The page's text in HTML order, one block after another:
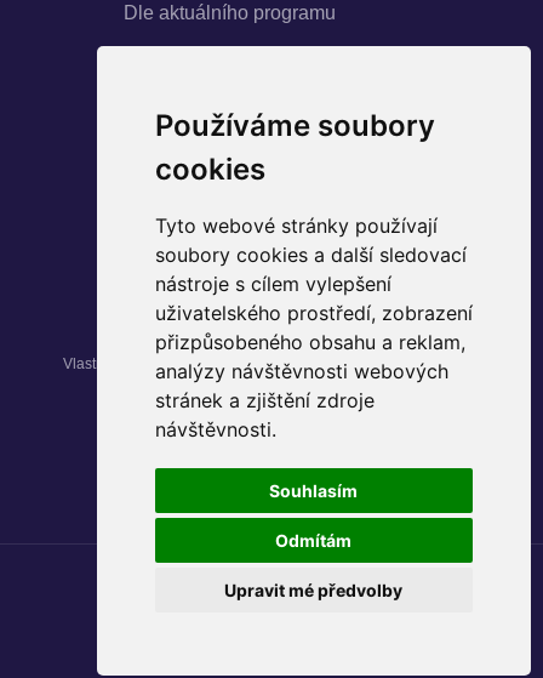
Používáme soubory
cookies
Tyto webové stránky používají
soubory cookies a další sledovací
nástroje s cílem vylepšení
uživatelského prostředí, zobrazení
přizpůsobeného obsahu a reklam,
analýzy návštěvnosti webových
stránek a zjištění zdroje
návštěvnosti.
Souhlasím
Odmítám
Upravit mé předvolby
Dle aktuálního programu
SLEDUJTE NÁS
Instagram
Facebook
YouTube
Vlastníkem nemovitosti Palác Pardubice je fond kvalifikovaných
investorů
Zásady ochrany osobních údajů
Design: © 2024Rency